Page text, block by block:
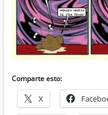
Comparte esto:
X